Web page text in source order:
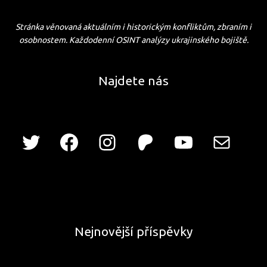
Stránka věnovaná aktuálním i historickým konfliktům, zbraním i
osobnostem. Každodenní OSINT analýzy ukrajinského bojiště.
Najdete nás
Nejnovější příspěvky